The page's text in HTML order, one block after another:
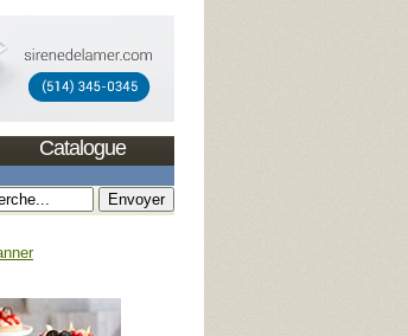
Catalogue